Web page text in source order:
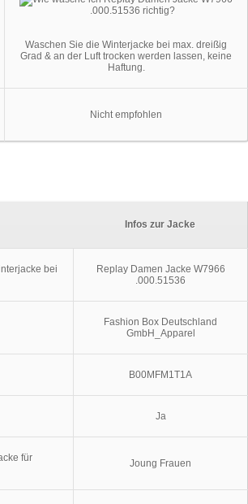
Waschen Sie die Winterjacke bei max. dreißig
Grad & an der Luft trocken werden lassen, keine
Haftung.
Nicht empfohlen
Infos zur Jacke
bei
Replay Damen Jacke W7966
.000.51536
Fashion Box Deutschland
GmbH_Apparel
B00MFM1T1A
Ja
für
Joung Frauen